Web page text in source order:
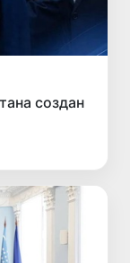
создан